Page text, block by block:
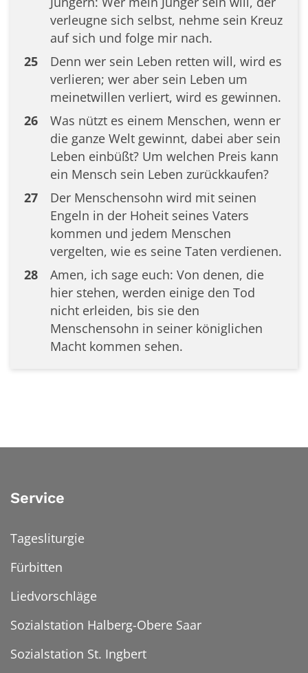
verleugne sich selbst, nehme sein Kreuz
auf sich und folge mir nach.
25
Denn wer sein Leben retten will, wird es
verlieren; wer aber sein Leben um
meinetwillen verliert, wird es gewinnen.
26
Was nützt es einem Menschen, wenn er
die ganze Welt gewinnt, dabei aber sein
Leben einbüßt? Um welchen Preis kann
ein Mensch sein Leben zurückkaufen?
27
Der Menschensohn wird mit seinen
Engeln in der Hoheit seines Vaters
kommen und jedem Menschen
vergelten, wie es seine Taten verdienen.
28
Amen, ich sage euch: Von denen, die
hier stehen, werden einige den Tod
nicht erleiden, bis sie den
Menschensohn in seiner königlichen
Macht kommen sehen.
Service
Tagesliturgie
Fürbitten
Liedvorschläge
Sozialstation Halberg-Obere Saar
Sozialstation St. Ingbert